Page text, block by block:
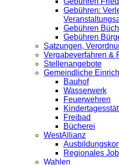
Gebühren:
Gebühren
Gebühren
Satzungen,
Vergabeverfahren &
Stellenangebote
Gemeindliche
Bauhof
Wasserwerk
Feuerwehren
Freibad
Bücherei
WestAllianz
Regionales
Wahlen